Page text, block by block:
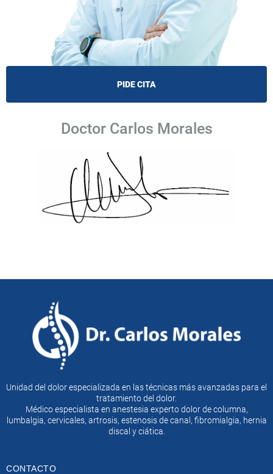
PIDE CITA
Doctor Carlos Morales
Unidad del dolor especializada en las técnicas más avanzadas para el
tratamiento del dolor.
Médico especialista en anestesia experto dolor de columna,
lumbalgia, cervicales, artrosis, estenosis de canal, fibromialgia, hernia
discal y ciática.
CONTACTO